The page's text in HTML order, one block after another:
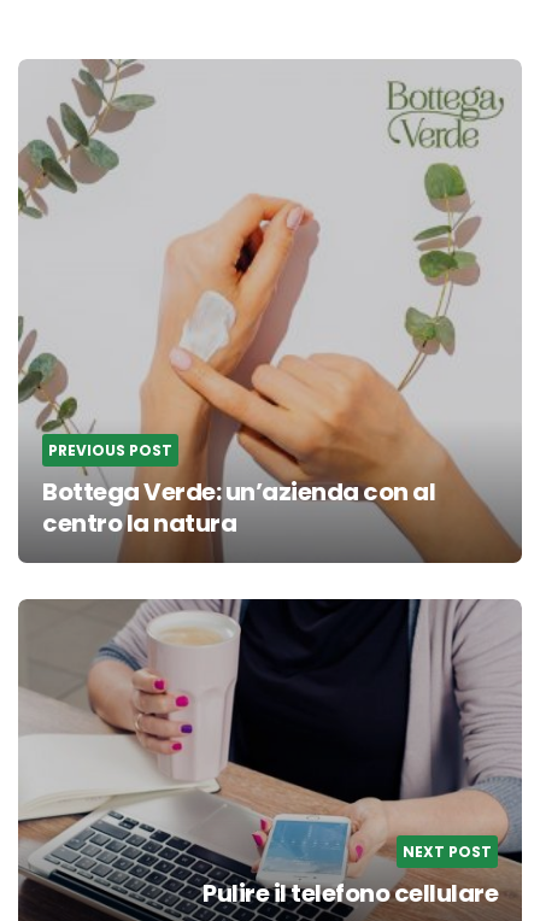
Post
navigation
PREVIOUS POST
Bottega Verde: un’azienda con al
centro la natura
NEXT POST
Pulire il telefono cellulare